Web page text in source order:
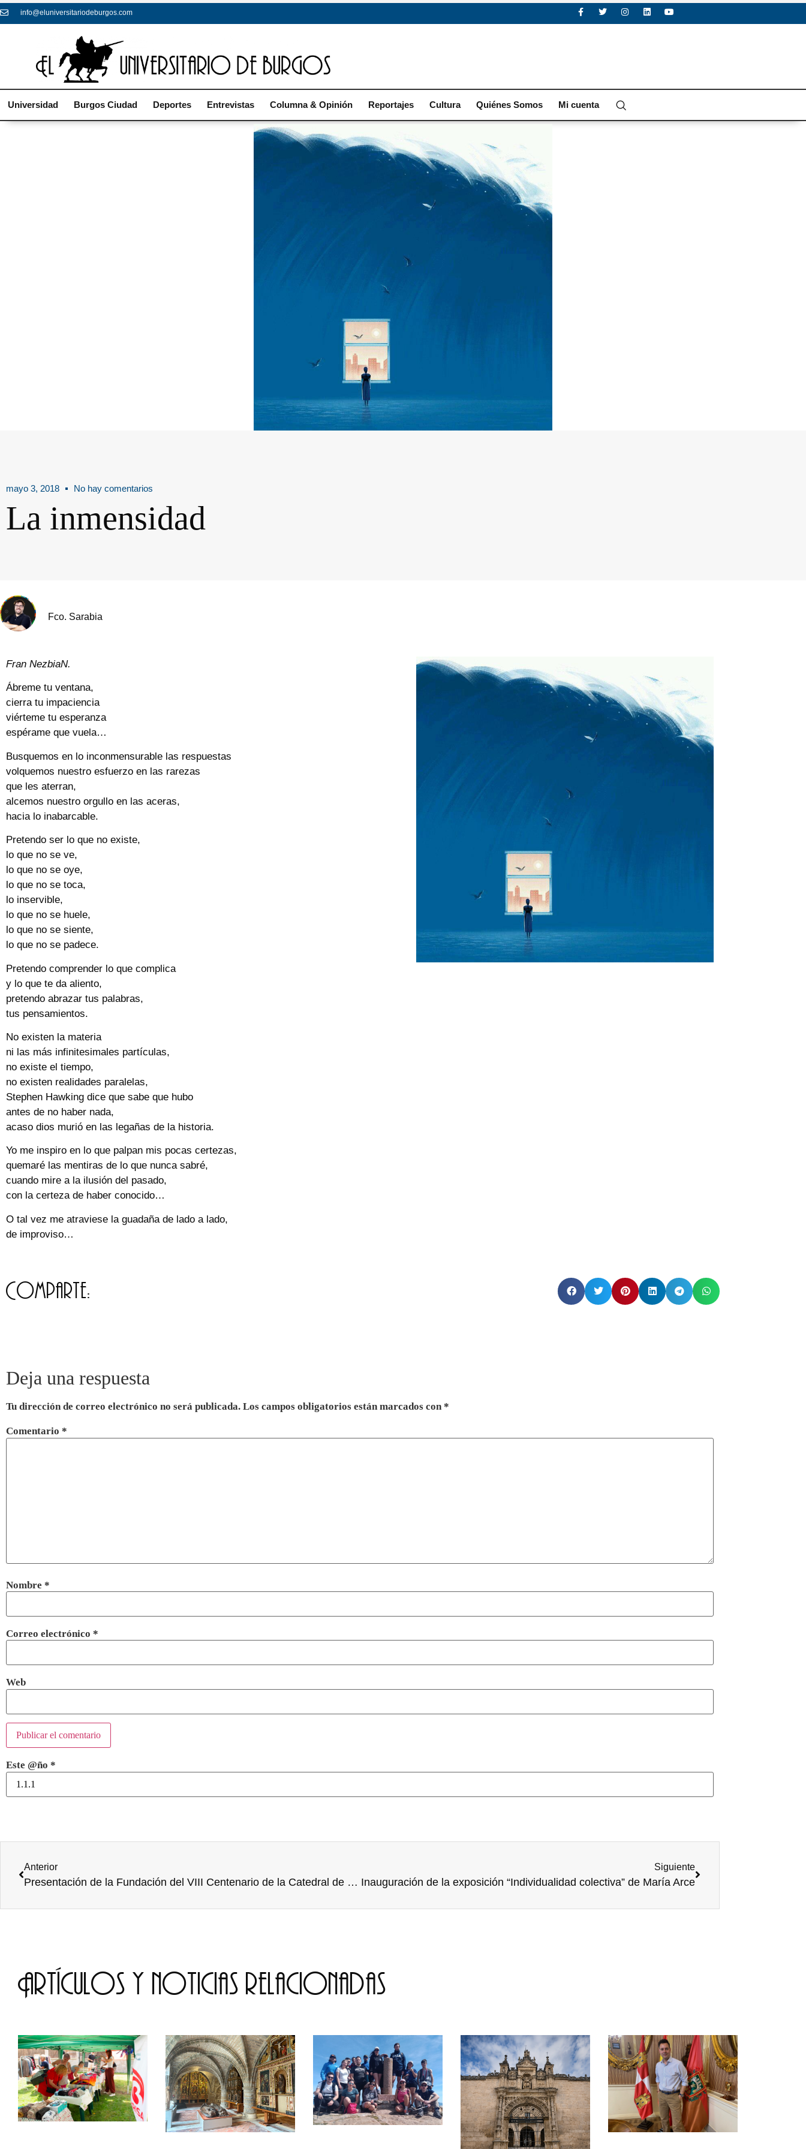
info@eluniversitariodeburgos.com
Universidad Burgos Ciudad Deportes Entrevistas Columna & Opinión Reportajes Cultura Quiénes Somos Mi cuenta
mayo 3, 2018 No hay comentarios
La inmensidad
Fco. Sarabia
Fran NezbiaN.
Ábreme tu ventana,
cierra tu impaciencia
viérteme tu esperanza
espérame que vuela…
Busquemos en lo inconmensurable las respuestas
volquemos nuestro esfuerzo en las rarezas
que les aterran,
alcemos nuestro orgullo en las aceras,
hacia lo inabarcable.
Pretendo ser lo que no existe,
lo que no se ve,
lo que no se oye,
lo que no se toca,
lo inservible,
lo que no se huele,
lo que no se siente,
lo que no se padece.
Pretendo comprender lo que complica
y lo que te da aliento,
pretendo abrazar tus palabras,
tus pensamientos.
No existen la materia
ni las más infinitesimales partículas,
no existe el tiempo,
no existen realidades paralelas,
Stephen Hawking dice que sabe que hubo
antes de no haber nada,
acaso dios murió en las legañas de la historia.
Yo me inspiro en lo que palpan mis pocas certezas,
quemaré las mentiras de lo que nunca sabré,
cuando mire a la ilusión del pasado,
con la certeza de haber conocido…
O tal vez me atraviese la guadaña de lado a lado,
de improviso…
Comparte:
Deja una respuesta
Tu dirección de correo electrónico no será publicada. Los campos obligatorios están marcados con*
Comentario *
Nombre *
Correo electrónico *
Web
Este @ño *
Anterior
Presentación de la Fundación del VIII Centenario de la Catedral de Burgos
Siguiente
Inauguración de la exposición “Individualidad colectiva” de María Arce
Artículos y noticias relacionadas